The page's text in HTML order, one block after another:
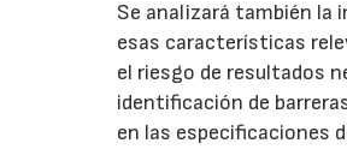
Se analizará también la
esas características
el riesgo de resultados
identificación de
en las especificaciones